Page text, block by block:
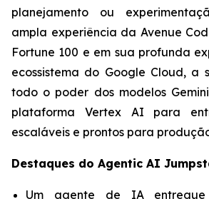
planejamento ou
ampla experiência da Avenue
Fortune 100 e em sua profunda
ecossistema do Google Cloud, a
todo o poder dos modelos
plataforma Vertex AI para
escaláveis e prontos para
Destaques do Agentic AI
Um agente de IA